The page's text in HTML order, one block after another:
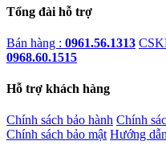
Tổng đài hỗ trợ
Bán hàng : 0961.56.1313
0968.60.1515
Hỗ trợ khách hàng
Chính sách bảo hành Chính
Chính sách bảo mật Hướng